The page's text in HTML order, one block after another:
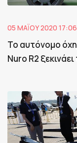
05 ΜΑΪ́ΟΥ 2020 17:06
Το αυτόνομο
Nuro R2